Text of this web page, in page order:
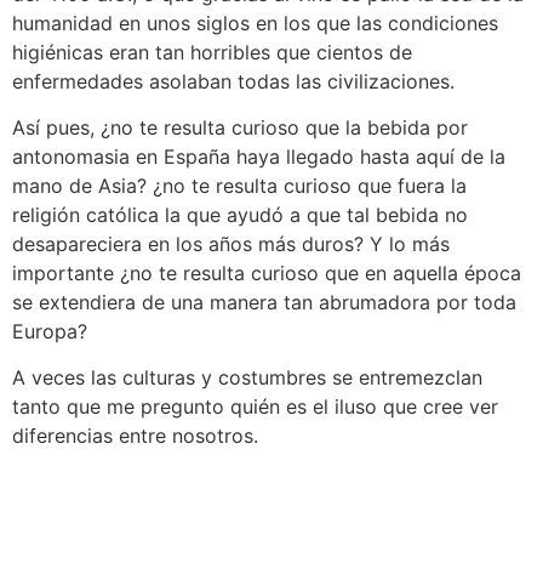
humanidad en unos siglos en los que las condiciones
higiénicas eran tan horribles que cientos de
enfermedades asolaban todas las civilizaciones.
Así pues, ¿no te resulta curioso que la bebida por
antonomasia en España haya llegado hasta aquí de la
mano de Asia? ¿no te resulta curioso que fuera la
religión católica la que ayudó a que tal bebida no
desapareciera en los años más duros? Y lo más
importante ¿no te resulta curioso que en aquella época
se extendiera de una manera tan abrumadora por toda
Europa?
A veces las culturas y costumbres se entremezclan
tanto que me pregunto quién es el iluso que cree ver
diferencias entre nosotros.